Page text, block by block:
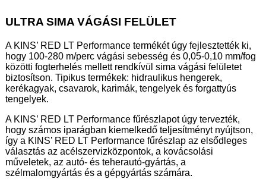
ULTRA SIMA VÁGÁSI FELÜLET
A KINS’ RED LT Performance termékét úgy fejlesztették ki,
hogy 100-280 m/perc vágási sebesség és 0,05-0,10 mm/fog
közötti fogterhelés mellett rendkívül sima vágási felületet
biztosítson. Tipikus termékek: hidraulikus hengerek,
kerékagyak, csavarok, karimák, tengelyek és forgattyús
tengelyek.
A KINS’ RED LT Performance fűrészlapot úgy tervezték,
hogy számos iparágban kiemelkedő teljesítményt nyújtson,
így a KINS’ RED LT Performance fűrészlap az elsődleges
választás az acélszervizközpontok, a kovácsolási
műveletek, az autó- és teherautó-gyártás, a
szélmalomgyártás és a gépgyártás számára.